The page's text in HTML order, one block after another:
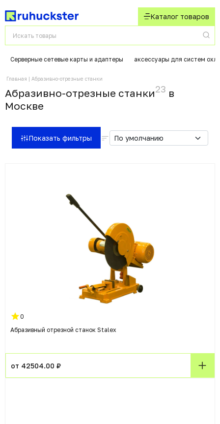
Каталог товаров
Серверные сетевые карты и адаптеры аксессуары для систем
Главная Абразивно-отрезные станки
Абразивно-отрезные станки23 в
Москвe
Показать фильтры
0
Абразивный отрезной станок Stalex
от 42504.00 ₽